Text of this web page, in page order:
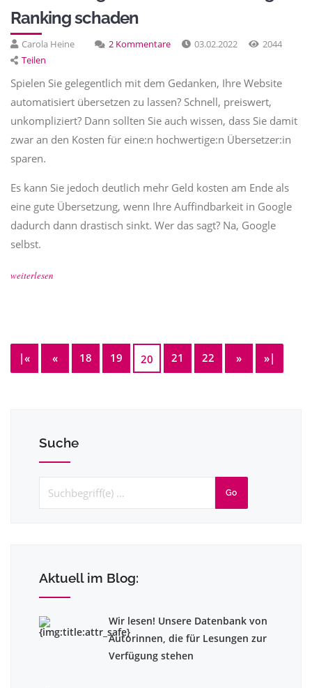
Ranking schaden
Carola Heine 2 Kommentare 03.02.2022
2044
Teilen
Spielen Sie gelegentlich mit dem Gedanken, Ihre Website
automatisiert übersetzen zu lassen? Schnell, preiswert,
unkompliziert? Dann sollten Sie auch wissen, dass Sie damit
zwar an den Kosten für eine:n hochwertige:n Übersetzer:in
sparen.
Es kann Sie jedoch deutlich mehr Geld kosten am Ende als
eine gute Übersetzung, wenn Ihre Auffindbarkeit in Google
dadurch dann drastisch sinkt. Wer das sagt? Na, Google
selbst.
weiterlesen
|« « 18 19 20 21 22 » »|
Suche
Go
Aktuell im Blog:
Wir lesen! Unsere Datenbank von
Autorinnen, die für Lesungen zur
Verfügung stehen